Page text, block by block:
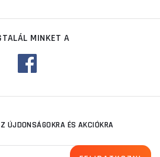
MINKET A
ÚJDONSÁGOKRA ÉS AKCIÓKRA